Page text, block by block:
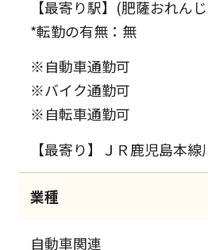
【最寄り駅】(肥薩おれん
*転勤の有無：無
※自動車通勤可
※バイク通勤可
※自転車通勤可
【最寄り】ＪＲ鹿児島本
業種
自動車関連